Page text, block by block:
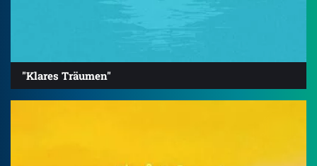
"Klares Träumen"